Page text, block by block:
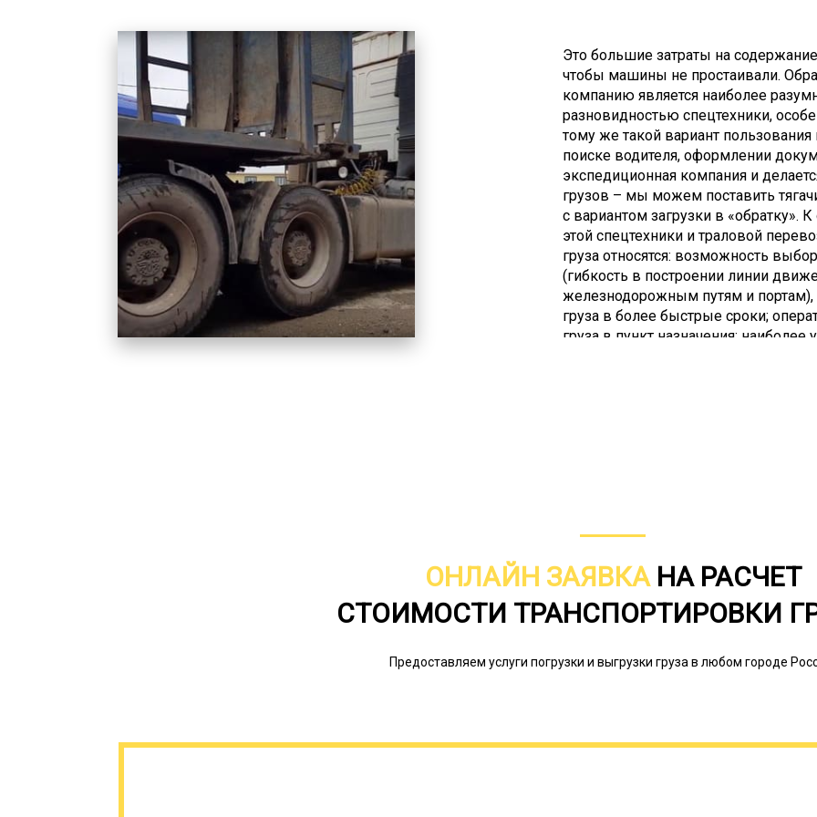
Это большие затраты на
чтобы машины не простаивали.
компанию является наиболее
разновидностью спецтехники,
тому же такой вариант
поиске водителя, оформлении
экспедиционная компания и
грузов – мы можем поставить
с вариантом загрузки в «обратку».
этой спецтехники и траловой
груза относятся: возможность
(гибкость в построении линии
железнодорожным путям и портам),
груза в более быстрые сроки;
груза в пункт назначения;
ОНЛАЙН ЗАЯВКАНА РАСЧЕТ
СТОИМОСТИ ТРАНСПОРТИРОВКИ
Предоставляем услуги погрузки и выгрузки груза в любом городе